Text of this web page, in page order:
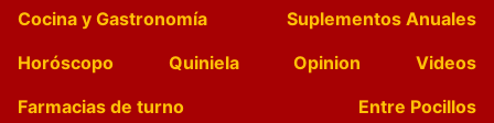
Cocina y Gastronomía
Suplementos Anuales
Horóscopo
Quiniela Opinion
Videos
Farmacias de turno
Entre Pocillos